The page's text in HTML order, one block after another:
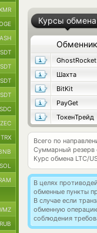
Курсы обмена
Обменник
GhostRocket
Шахта
BitKit
PayGet
ТокенТрейд
Всего по
Суммарный резерв
Курс обмена LTC/
В целях
обменные пункты
В случае если
обменную
соблюдения
ZEC
TRX
SOL
RUB